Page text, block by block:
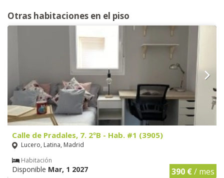
Otras habitaciones en el piso
Calle de Pradales, 7. 2ºB - Hab. #1 (3905)
Lucero, Latina, Madrid
Habitación
Disponible Mar, 1 2027 390 €/ mes